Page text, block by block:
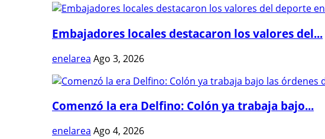
Embajadores locales destacaron los valores del...
enelarea Ago 3, 2026
Comenzó la era Delfino: Colón ya trabaja bajo...
enelarea Ago 4, 2026